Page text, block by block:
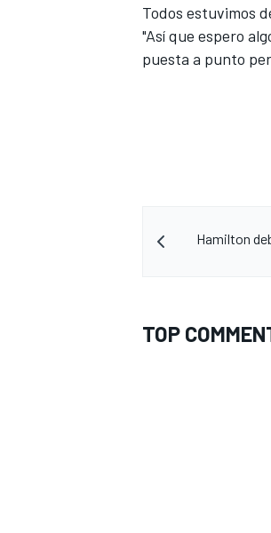
Todos estuvimos
"Así que espero
puesta a punto
Hamilton
TOP